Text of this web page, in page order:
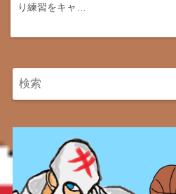
り練習をキャ…